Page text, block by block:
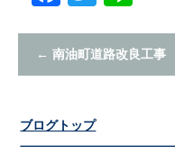
← 南油町道路改良工事
ブログトップ